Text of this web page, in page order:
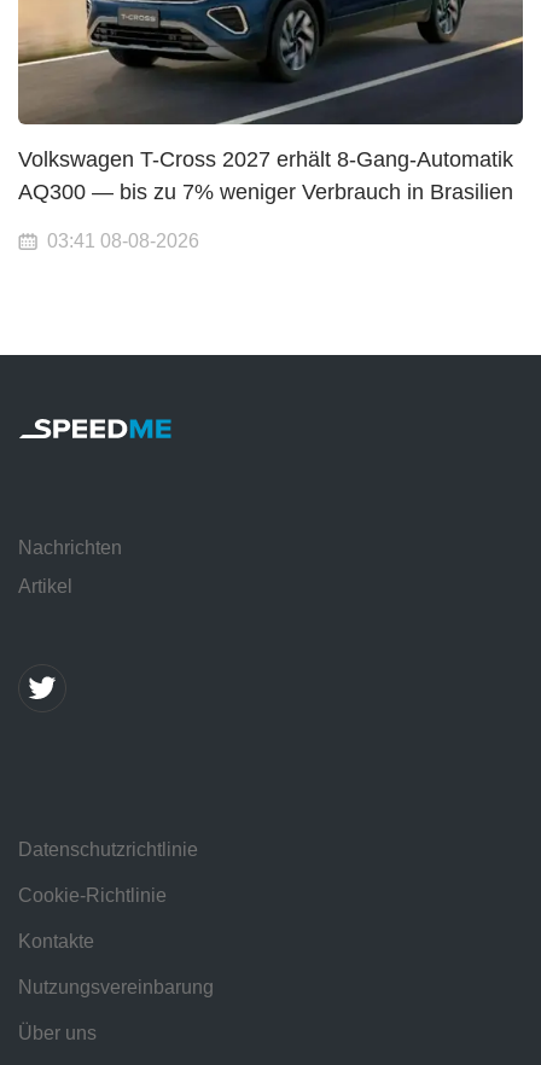
Volkswagen T-Cross 2027 erhält 8-Gang-Automatik
AQ300 — bis zu 7% weniger Verbrauch in Brasilien
03:41 08-08-2026
Nachrichten
Artikel
Datenschutzrichtlinie
Cookie-Richtlinie
Kontakte
Nutzungsvereinbarung
Über uns